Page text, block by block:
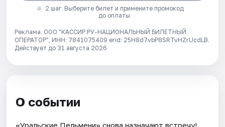
2 шаг. Выберите билет и примените промокод
до оплаты
Реклама. ООО "КАССИР.РУ-НАЦИОНАЛЬНЫЙ БИЛЕТНЫЙ
ОПЕРАТОР", ИНН: 7841075409 erid: 25H8d7vbP8SRTvHZrUcdLB.
Действует до 31 августа 2026
О событии
«Уральские Пельмени» снова назначают встречу!